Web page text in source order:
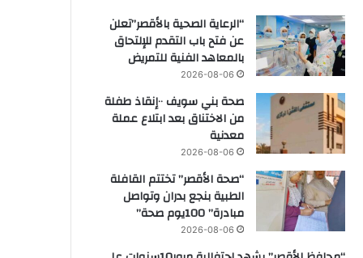
“الرعاية الصحية بالأقصر”تعلن
عن فتح باب التقدم للإلتحاق
بالمعاهد الفنية للتمريض
2026-08-06
صحة بني سويف ٠٠إنقاذ طفلة
من الاختناق بعد ابتلاع عملة
معدنية
2026-08-06
“صحة الأقصر” تختتم القافلة
الطبية بنجع بدران وتواصل
مبادرة” 100يوم صحة”
2026-08-06